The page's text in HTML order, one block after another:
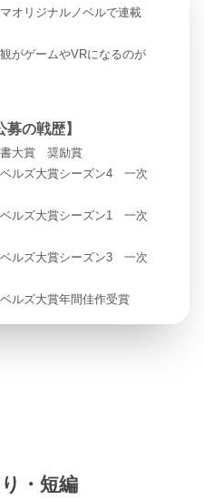
オリジナルノベルで連載
がゲームやVRになるのが
募の戦歴】
書大賞 奨励賞
ルズ大賞シーズン4 一次
ルズ大賞シーズン1 一次
ルズ大賞シーズン3 一次
ルズ大賞年間佳作受賞
・短編